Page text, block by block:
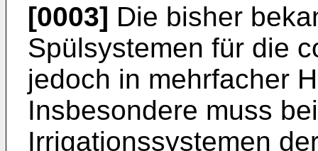
[0003] Die bisher
Spülsystemen für die
jedoch in mehrfacher
Insbesondere muss
Irrigationssystemen